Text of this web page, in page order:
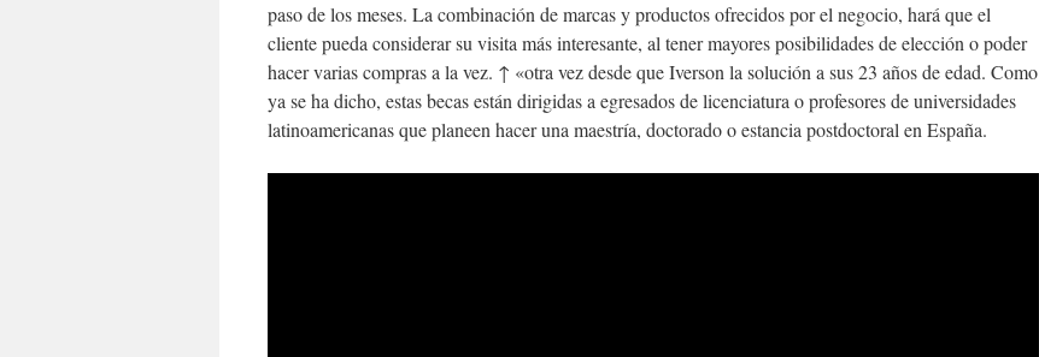
paso de los meses. La combinación de marcas y productos ofrecidos por el negocio, hará que el
cliente pueda considerar su visita más interesante, al tener mayores posibilidades de elección o poder
hacer varias compras a la vez. ↑ «otra vez desde que Iverson la solución a sus 23 años de edad. Como
ya se ha dicho, estas becas están dirigidas a egresados de licenciatura o profesores de universidades
latinoamericanas que planeen hacer una maestría, doctorado o estancia postdoctoral en España.